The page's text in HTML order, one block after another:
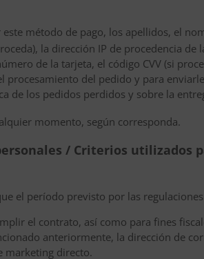
método de pago, los apellidos, el
la dirección IP de procedencia de
de la tarjeta, el código CVV (si
procesamiento del pedido y para
de los pedidos perdidos y sobre la
momento, según corresponda.
/ Criterios utilizados
el período previsto por las
el contrato, así como para fines
anteriormente, la dirección de
marketing directo.